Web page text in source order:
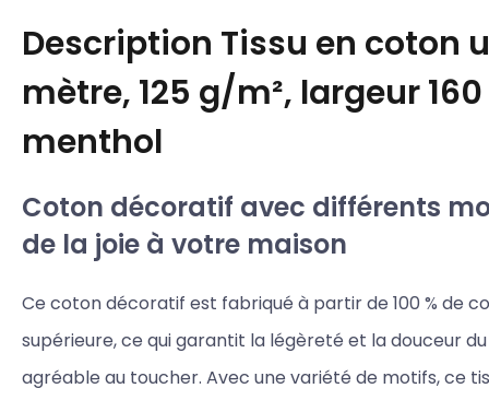
Description Tissu en coton
mètre, 125 g/m², largeur
menthol
Coton décoratif avec différents
de la joie à votre maison
Ce coton décoratif est fabriqué à partir de 100 % de
supérieure, ce qui garantit la légèreté et la douceur
agréable au toucher. Avec une variété de motifs, ce